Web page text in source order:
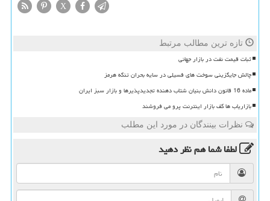
X
تازه ترین مطالب مرتبط
ثبات قیمت نفت در بازار جهانی
چالش جایگزینی سوخت های فسیلی در سایه بحران تنگه هرمز
ماده 16 قانون دانش بنیان شتاب دهنده تجدیدپذیرها و بازار سبز ایران
بازاریاب ها کف بازار اینترنت پرو می فروشند
نظرات بینندگان در مورد این مطلب
لطفا شما همنظر دهید